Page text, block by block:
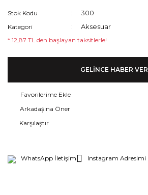
Stok Kodu 300
Kategori Aksesuar
* 12,87 TL den başlayan taksitlerle!
GELİNCE HABER VER
Arkadaşına Öner
Karşılaştır
WhatsApp İletişim Instagram Adresimi